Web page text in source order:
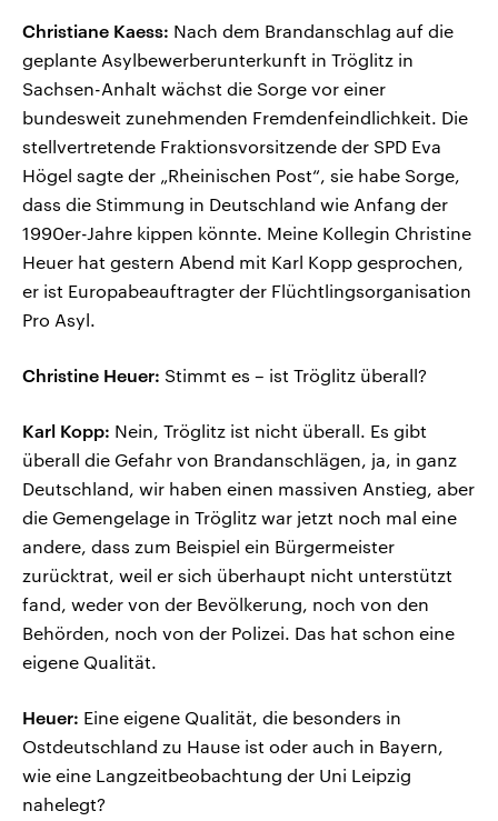
Christiane Kaess: Nach dem Brandanschlag auf die
geplante Asylbewerberunterkunft in Tröglitz in
Sachsen-Anhalt wächst die Sorge vor einer
bundesweit zunehmenden Fremdenfeindlichkeit. Die
stellvertretende Fraktionsvorsitzende der SPD Eva
Högel sagte der „Rheinischen Post“, sie habe Sorge,
dass die Stimmung in Deutschland wie Anfang der
1990er-Jahre kippen könnte. Meine Kollegin Christine
Heuer hat gestern Abend mit Karl Kopp gesprochen,
er ist Europabeauftragter der Flüchtlingsorganisation
Pro Asyl.
Christine Heuer: Stimmt es – ist Tröglitz überall?
Karl Kopp: Nein, Tröglitz ist nicht überall. Es gibt
überall die Gefahr von Brandanschlägen, ja, in ganz
Deutschland, wir haben einen massiven Anstieg, aber
die Gemengelage in Tröglitz war jetzt noch mal eine
andere, dass zum Beispiel ein Bürgermeister
zurücktrat, weil er sich überhaupt nicht unterstützt
fand, weder von der Bevölkerung, noch von den
Behörden, noch von der Polizei. Das hat schon eine
eigene Qualität.
Heuer: Eine eigene Qualität, die besonders in
Ostdeutschland zu Hause ist oder auch in Bayern,
wie eine Langzeitbeobachtung der Uni Leipzig
nahelegt?